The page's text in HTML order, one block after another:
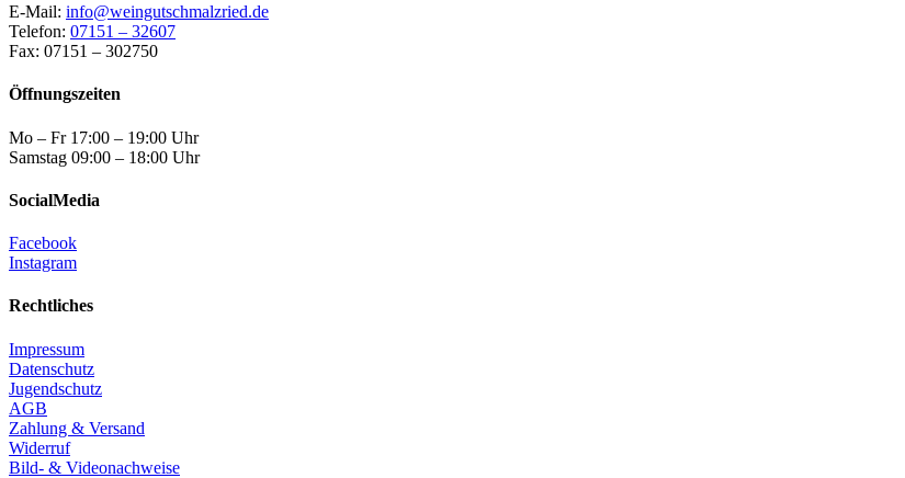
E-Mail: info@weingutschmalzried.de
Telefon: 07151 – 32607
Fax: 07151 – 302750
Öffnungszeiten
Mo – Fr 17:00 – 19:00 Uhr
Samstag 09:00 – 18:00 Uhr
SocialMedia
Facebook
Instagram
Rechtliches
Impressum
Datenschutz
Jugendschutz
AGB
Zahlung & Versand
Widerruf
Bild- & Videonachweise